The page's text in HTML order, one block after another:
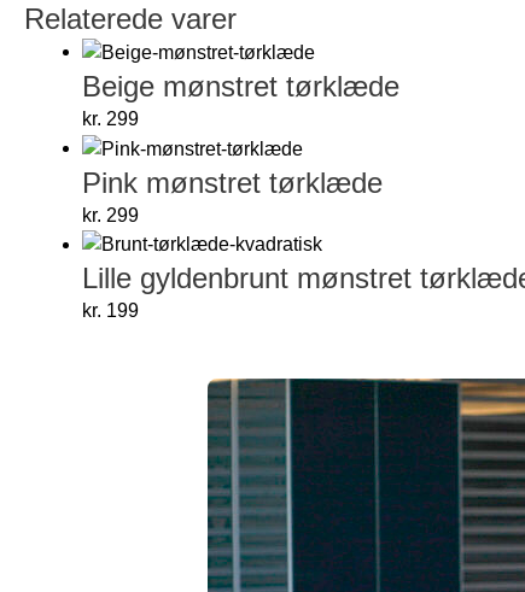
Relaterede varer
Beige mønstret tørklæde
kr. 299
Pink mønstret tørklæde
kr. 299
Lille gyldenbrunt mønstret
kr. 199